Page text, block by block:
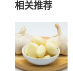
相关推荐